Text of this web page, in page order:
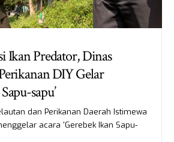
Ikan Predator, Dinas
DIY Gelar
sapu’
dan Perikanan Daerah Istimewa
acara 'Gerebek Ikan Sapu-